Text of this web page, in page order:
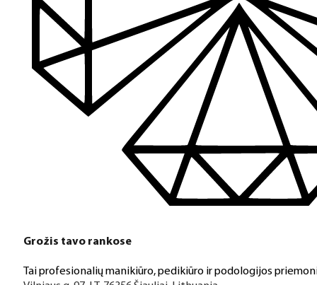
Grožis tavo rankose
Tai profesionalių manikiūro, pedikiūro ir podologijos